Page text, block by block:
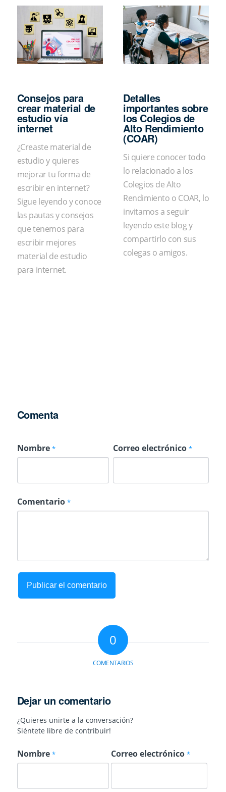
Consejos para
crear material de
estudio vía
internet
¿Creaste material de
estudio y quieres
mejorar tu forma de
escribir en internet?
Sigue leyendo y conoce
las pautas y consejos
que tenemos para
escribir mejores
material de estudio
para internet.
Detalles
importantes sobre
los Colegios de
Alto Rendimiento
(COAR)
Si quiere conocer todo
lo relacionado a los
Colegios de Alto
Rendimiento o COAR, lo
invitamos a seguir
leyendo este blog y
compartirlo con sus
colegas o amigos.
Comenta
Nombre * Correo electrónico *
Comentario *
0
COMENTARIOS
Dejar un comentario
¿Quieres unirte a la conversación?
Siéntete libre de contribuir!
Nombre * Correo electrónico*